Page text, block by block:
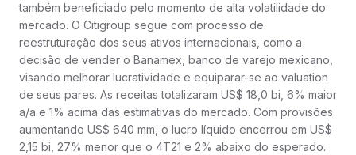
também beneficiado pelo momento de alta volatilidade do
mercado. O Citigroup segue com processo de
reestruturação dos seus ativos internacionais, como a
decisão de vender o Banamex, banco de varejo mexicano,
visando melhorar lucratividade e equiparar-se ao valuation
de seus pares. As receitas totalizaram US$ 18,0 bi, 6% maior
a/a e 1% acima das estimativas do mercado. Com provisões
aumentando US$ 640 mm, o lucro líquido encerrou em US$
2,15 bi, 27% menor que o 4T21 e 2% abaixo do esperado.